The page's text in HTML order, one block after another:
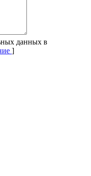
данных в
]